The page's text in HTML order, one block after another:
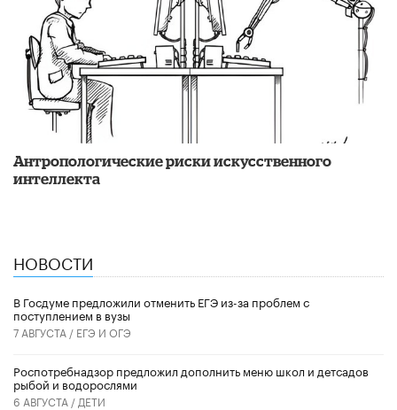
Антропологические риски искусственного
интеллекта
НОВОСТИ
В Госдуме предложили отменить ЕГЭ из-за проблем с
поступлением в вузы
7 АВГУСТА / ЕГЭ И ОГЭ
Роспотребнадзор предложил дополнить меню школ и детсадов
рыбой и водорослями
6 АВГУСТА / ДЕТИ